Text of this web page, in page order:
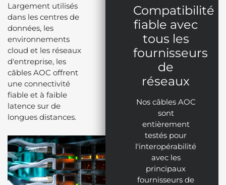
Largement utilisés
dans les centres de
données, les
environnements
cloud et les réseaux
d'entreprise, les
câbles AOC offrent
une connectivité
fiable et à faible
latence sur de
longues distances.
Compatibilité
fiable avec
tous les
fournisseurs
de
réseaux
Nos câbles AOC
sont
entièrement
testés pour
l'interopérabilité
avec les
principaux
fournisseurs de